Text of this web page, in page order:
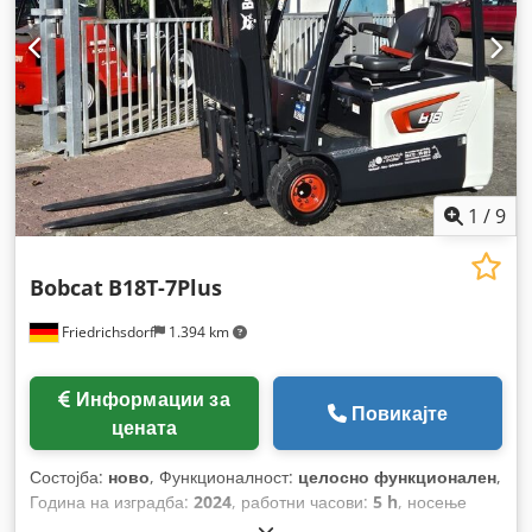
1 /9
Friedrichsdorf 1.394 km
Bobcat B18T-7Plus
цената
Повикајте
Состојба: ново, Функционалност: целосно функционален,
Година на изградба: 2024, работни часови: 5 h, носење
, висина на подигнување: